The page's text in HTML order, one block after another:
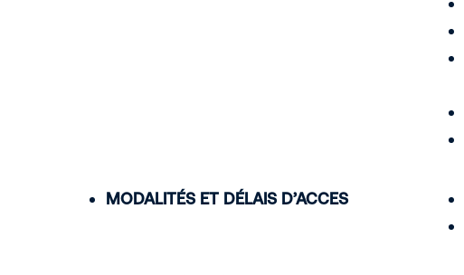
MODALITÉS ET DÉLAIS D’ACCES